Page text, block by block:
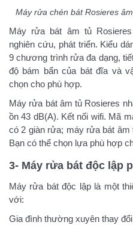
Máy rửa chén bát Rosieres
Máy rửa bát âm tủ
nghiên cứu, phát triển. Kiểu
9 chương trình rửa đa dạng,
độ bám bẩn của bát đĩa và
chọn cho phù hợp.
Máy rửa bát âm tủ Rosieres
ồn 43 dB(A). Kết nối wifi. Mã
có 2 giàn rửa; máy rửa bát
Bạn có thể chọn lựa phù hợp
3- Máy rửa bát độc lập
Máy rửa bát độc lập là một
với:
Gia đình thường xuyên thay